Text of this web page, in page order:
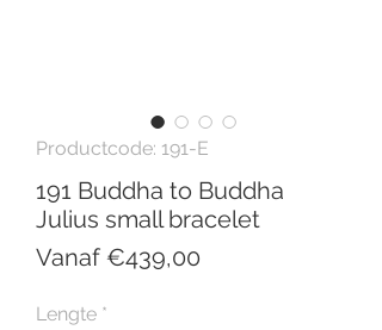
Productcode: 191-E
191 Buddha to Buddha
Julius small bracelet
Vanaf €439,00
Lengte *